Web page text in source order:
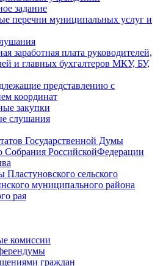
задание
перечни муниципальных услуг и
заработная плата руководителей,
и главных бухгалтеров МКУ, БУ,
представлению с
координат
закупки
слушания
Государственной Думы
Собрания РоссийскойФедерации
сельского
муниципального района
рая
комиссии
граждан